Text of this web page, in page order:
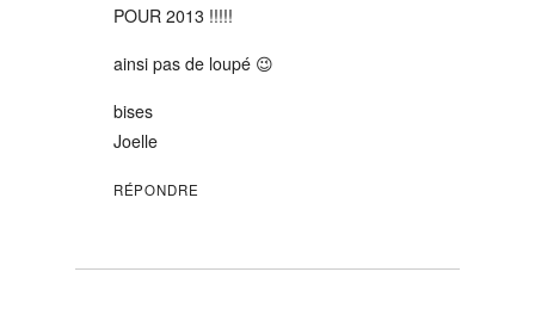
POUR 2013 !!!!!
ainsi pas de loupé 😉
bises
Joelle
RÉPONDRE